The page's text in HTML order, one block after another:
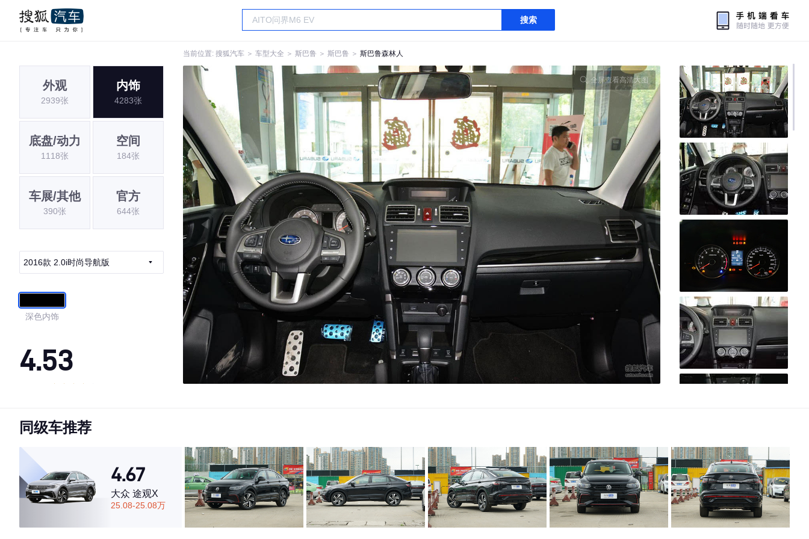
搜索
当前位置: 搜狐汽车 ＞ 车型大全 ＞ 斯巴鲁 ＞ 斯巴鲁 ＞ 斯巴鲁森林人
外观
2939张
内饰
4283张
底盘/动力
1118张
空间
184张
车展/其他
390张
官方
644张
2016款 2.0i时尚导航版
深色内饰
4.53
·内饰表现一般，低于84%同级车
·空间表现较为优秀，优于72%同级车
全屏查看高清大图
同级车推荐
4.67
大众 途观X
25.08-25.08万